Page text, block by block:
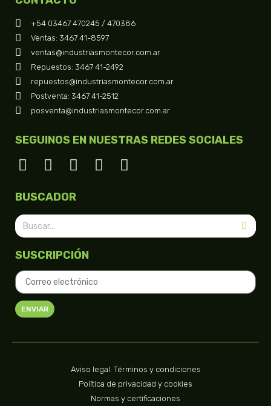
+54 03467 470245 / 470386
Ventas: 3467 41-8597
ventas@industriasmontecor.com.ar
Repuestos: 3467 41-2492
repuestos@industriasmontecor.com.ar
Postventa: 3467 41-2512
posventa@industriasmontecor.com.ar
SEGUINOS EN NUESTRAS REDES SOCIALES
BUSCADOR
SUSCRIPCIÓN
ENVIAR
Aviso legal. Términos y condiciones
Política de privacidad y cookies
Normas y certificaciones